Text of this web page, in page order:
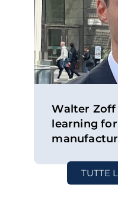
Walter Zoff
learning
TUTTE